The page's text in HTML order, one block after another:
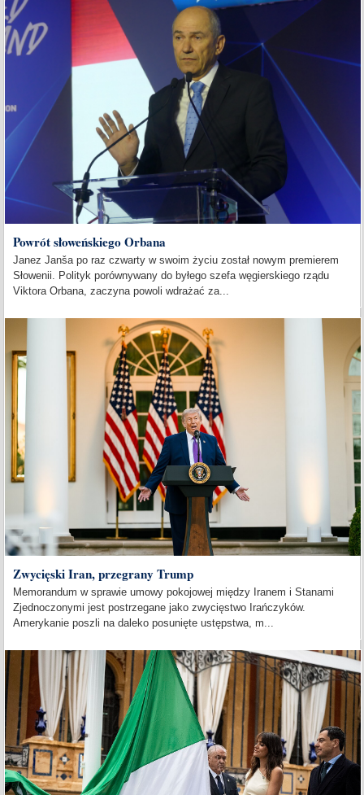
Powrót słoweńskiego Orbana
Janez Janša po raz czwarty w swoim życiu został nowym premierem
Słowenii. Polityk porównywany do byłego szefa węgierskiego rządu
Viktora Orbana, zaczyna powoli wdrażać za...
Zwycięski Iran, przegrany Trump
Memorandum w sprawie umowy pokojowej między Iranem i Stanami
Zjednoczonymi jest postrzegane jako zwycięstwo Irańczyków.
Amerykanie poszli na daleko posunięte ustępstwa, m...